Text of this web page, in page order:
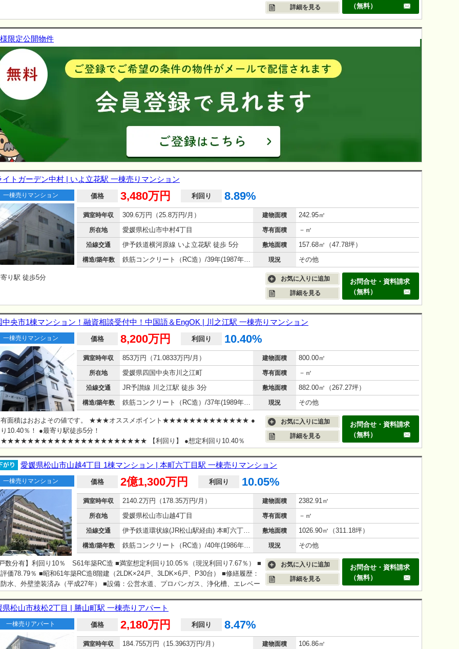
詳細を見る
（無料）
限定公開物件
イトガーデン中村 | いよ立花駅 一棟売りマンション
一棟売りマンション 価格 3,480万円 利回り 8.89%
満室時年収 309.6万円（25.8万円/月） 建物面積 242.95㎡
所在地 愛媛県松山市中村4丁目 専有面積 －㎡
沿線交通 伊予鉄道横河原線 いよ立花駅 徒歩 5分 敷地面積 157.68㎡（47.78坪）
構造/築年数 鉄筋コンクリート（RC造）/39年(1987年1月) 現況 その他
り駅 徒歩5分
お気に入りに追加
詳細を見る
お問合せ・資料請求
（無料）
中央市1棟マンション！融資相談受付中！中国語＆EngOK | 川之江駅 一棟売りマンション
一棟売りマンション 価格 8,200万円 利回り 10.40%
満室時年収 853万円（71.0833万円/月） 建物面積 800.00㎡
所在地 愛媛県四国中央市川之江町 専有面積 －㎡
沿線交通 JR予讃線 川之江駅 徒歩 3分 敷地面積 882.00㎡（267.27坪）
構造/築年数 鉄筋コンクリート（RC造）/37年(1989年5月) 現況 その他
面積はおおよその値です。 ★★★オススメポイント★★★★★★★★★★★★★ ●
10.40％！ ●最寄り駅徒歩5分！
【利回り】 ●想定利回り10.40％
お気に入りに追加
詳細を見る
お問合せ・資料請求
（無料）
愛媛県松山市山越4丁目 1棟マンション | 本町六丁目駅 一棟売りマンション
一棟売りマンション 価格 2億1,300万円 利回り 10.05%
満室時年収 2140.2万円（178.35万円/月） 建物面積 2382.91㎡
所在地 愛媛県松山市山越4丁目 専有面積 －㎡
沿線交通 伊予鉄道環状線(JR松山駅経由) 本町六丁目駅 徒歩 15分 敷地面積 1026.90㎡（311.18坪）
構造/築年数 鉄筋コンクリート（RC造）/40年(1986年2月) 現況 その他
数分有】利回り10％ S61年築RC造 ■満室想定利回り10.05％（現況利回り7.67％） ■
価78.79％ ■昭和61年築RC造8階建（2LDK×24戸、3LDK×6戸、P30台） ■修繕履歴：
水、外壁塗装済み（平成27年） ■設備：公営水道、プロパンガス、浄化槽、エレベー
アコン、インターネット対応、バルコニー ■相続税路線価：79000円/平米 ■現況有
簿売買 ・本物件のプロパンガス契約については、継承必須でございます。 ★おすす
はこちら★https://lin.ee/H…
お気に入りに追加
詳細を見る
お問合せ・資料請求
（無料）
県松山市枝松2丁目 | 勝山町駅 一棟売りアパート
一棟売りアパート 価格 2,180万円 利回り 8.47%
満室時年収 184.755万円（15.3963万円/月） 建物面積 106.86㎡